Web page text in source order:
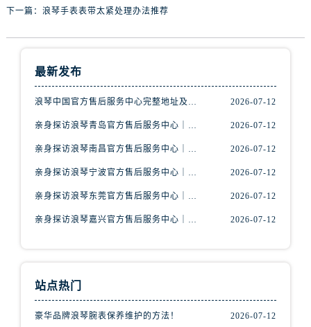
山西省大同市平城区迎宾街浪琴售后服务中心（需提前预约）
下一篇： 浪琴手表表带太紧处理办法推荐
最新发布
浪琴中国官方售后服务中心完整地址及热线实地考察报告+多信源验证（2026年7月最新） 2026-07-12
亲身探访浪琴青岛官方售后服务中心｜最新电话及地址（2026年7月最新） 2026-07-12
亲身探访浪琴南昌官方售后服务中心｜最新电话及地址（2026年7月最新） 2026-07-12
亲身探访浪琴宁波官方售后服务中心｜网点地址及售后热线（2026年7月最新） 2026-07-12
亲身探访浪琴东莞官方售后服务中心｜地址与联系电话（2026年7月最新） 2026-07-12
亲身探访浪琴嘉兴官方售后服务中心｜热线电话与网点地址（2026年7月最新） 2026-07-12
站点热门
豪华品牌浪琴腕表保养维护的方法！ 2026-07-12